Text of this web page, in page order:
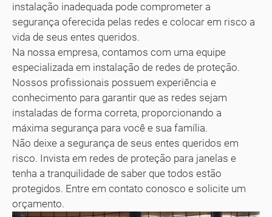
instalação inadequada pode comprometer a
segurança oferecida pelas redes e colocar em risco a
vida de seus entes queridos.
Na nossa empresa, contamos com uma equipe
especializada em instalação de redes de proteção.
Nossos profissionais possuem experiência e
conhecimento para garantir que as redes sejam
instaladas de forma correta, proporcionando a
máxima segurança para você e sua família.
Não deixe a segurança de seus entes queridos em
risco. Invista em redes de proteção para janelas e
tenha a tranquilidade de saber que todos estão
protegidos. Entre em contato conosco e solicite um
orçamento.